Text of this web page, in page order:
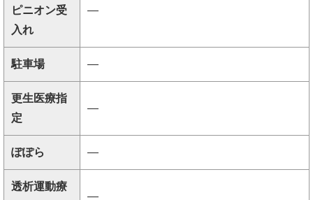
ピニオン受
入れ
―
駐車場 ―
更生医療指
定
―
ぽぽら ―
透析運動療
―